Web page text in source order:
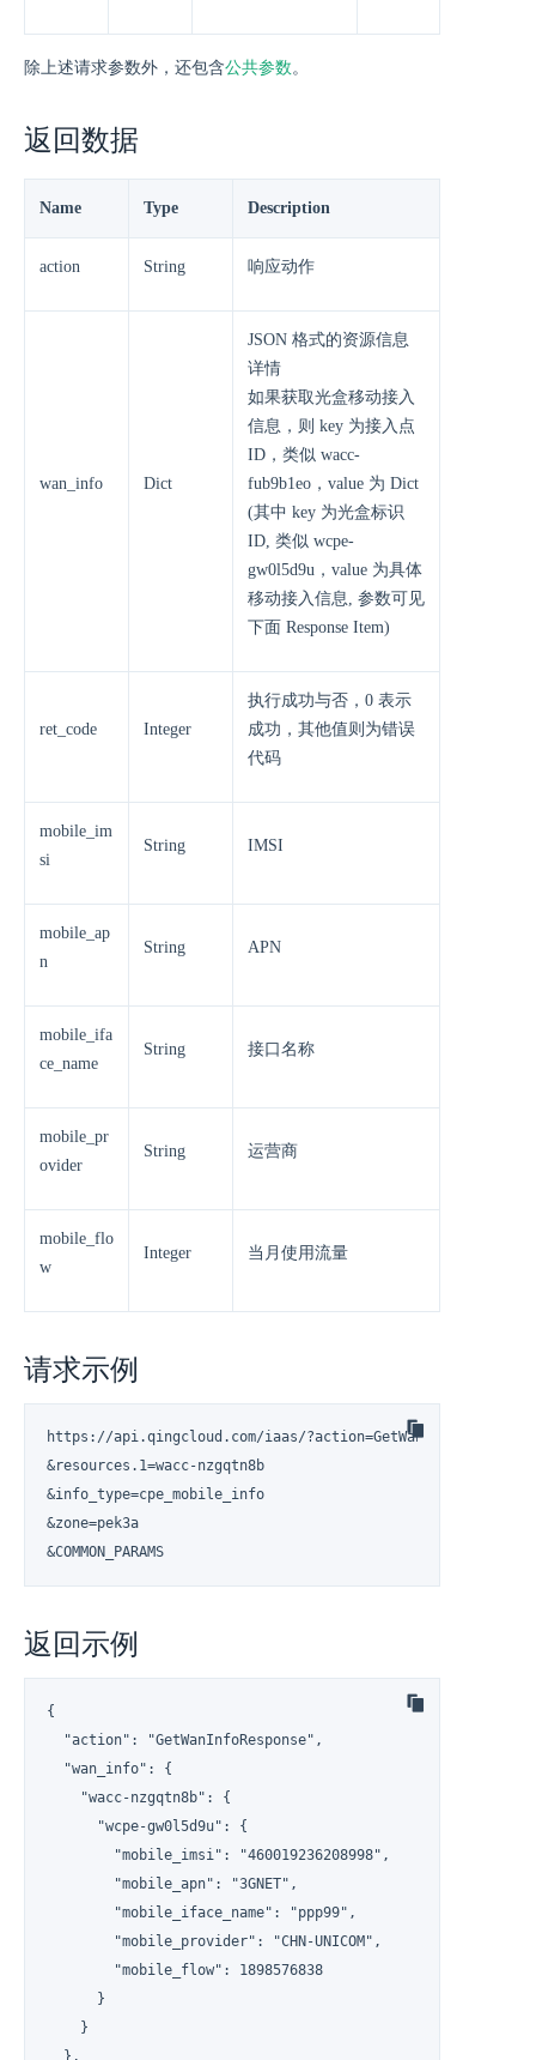
除上述请求参数外，还包含公共参数。
返回数据
Name Type Description
action String 响应动作
wan_info Dict
JSON 格式的资源信息
详情
如果获取光盒移动接入
信息，则 key 为接入点
ID，类似 wacc-
fub9b1eo，value 为 Dict
(其中 key 为光盒标识
ID, 类似 wcpe-
gw0l5d9u，value 为具体
移动接入信息, 参数可见
下面 Response Item)
ret_code Integer
执行成功与否，0 表示
成功，其他值则为错误
代码
mobile_im
si
String IMSI
mobile_ap
n
String APN
mobile_ifa
ce_name
String 接口名称
mobile_pr
ovider
String 运营商
mobile_flo
w
Integer 当月使用流量
请求示例
https://api.qingcloud.com/iaas/?action=GetWanInfo
&resources.1=wacc-nzgqtn8b
&info_type=cpe_mobile_info
&zone=pek3a
&COMMON_PARAMS
返回示例
{
  "action": "GetWanInfoResponse",
  "wan_info": {
    "wacc-nzgqtn8b": {
      "wcpe-gw0l5d9u": {
        "mobile_imsi": "460019236208998",
        "mobile_apn": "3GNET",
        "mobile_iface_name": "ppp99",
        "mobile_provider": "CHN-UNICOM",
        "mobile_flow": 1898576838
      }
    }
  },